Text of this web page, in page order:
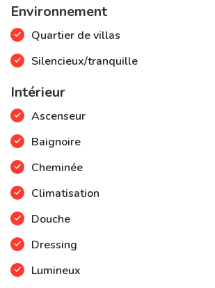
Environnement
Quartier de villas
Silencieux/tranquille
Intérieur
Ascenseur
Baignoire
Cheminée
Climatisation
Douche
Dressing
Lumineux